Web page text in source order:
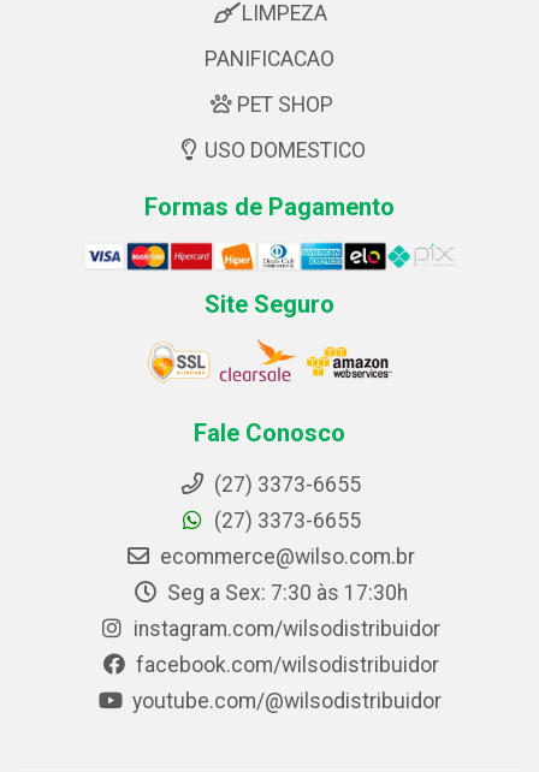
LIMPEZA
PANIFICACAO
PET SHOP
USO DOMESTICO
Formas de Pagamento
Site Seguro
Fale Conosco
(27) 3373-6655
(27) 3373-6655
ecommerce@wilso.com.br
Seg a Sex: 7:30 às 17:30h
instagram.com/wilsodistribuidor
facebook.com/wilsodistribuidor
youtube.com/@wilsodistribuidor